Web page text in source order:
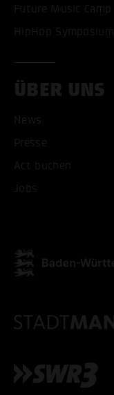
Future Music Camp
HipHop Symposium
ÜBER UNS
News
Presse
Act buchen
Jobs